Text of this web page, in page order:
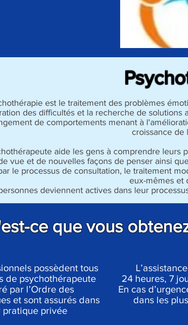
est le traitement des problèmes
des difficultés et la recherche de solutions
de comportements menant à
croissance de
aide les gens à comprendre
vue et de nouvelles façons de penser ainsi
le processus de consultation, le traitement
eux-mêmes et
deviennent actives dans leur
ce que vous
possèdent tous
de psychothérapeute
par l’Ordre des
et sont assurés dans
pratique privée
24 heures, 7
En cas
dans les